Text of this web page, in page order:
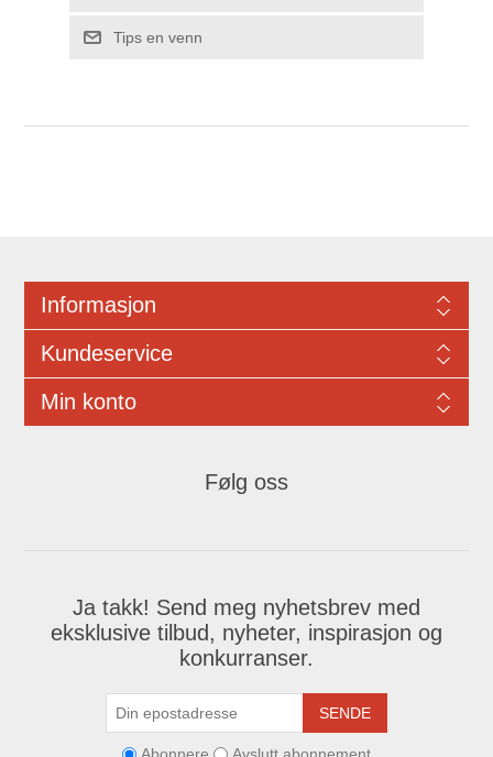
Tips en venn
Informasjon
Kundeservice
Min konto
Følg oss
Ja takk! Send meg nyhetsbrev med
eksklusive tilbud, nyheter, inspirasjon og
konkurranser.
SENDE